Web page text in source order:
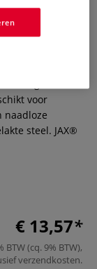
voor
naadloze
steel. JAX®
€ 13,57
BTW (cq. 9% BTW),
verzendkosten.